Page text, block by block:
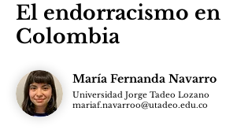
El endorracismo en
Colombia
María Fernanda Navarro
Universidad Jorge Tadeo Lozano
mariaf.navarroo@utadeo.edu.co